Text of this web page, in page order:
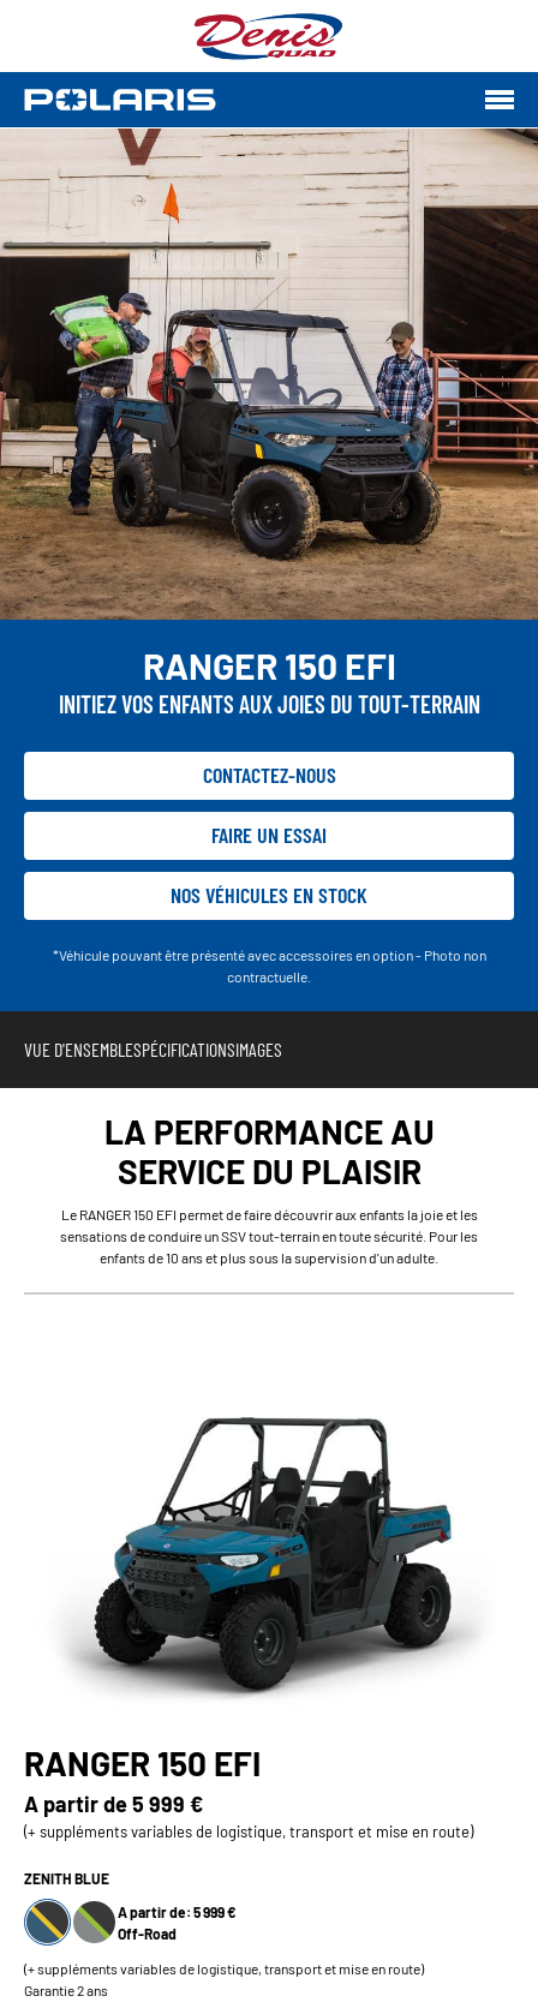
RANGER 150 EFI
INITIEZ VOS ENFANTS AUX JOIES DU TOUT-TERRAIN
CONTACTEZ-NOUS
FAIRE UN ESSAI
NOS VÉHICULES EN STOCK
*Véhicule pouvant être présenté avec accessoires en option - Photo non
contractuelle.
VUE D'ENSEMBLESPÉCIFICATIONSIMAGES
LA PERFORMANCE AU
SERVICE DU PLAISIR
Le RANGER 150 EFI permet de faire découvrir aux enfants la joie et les
sensations de conduire un SSV tout-terrain en toute sécurité. Pour les
enfants de 10 ans et plus sous la supervision d'un adulte.
RANGER 150 EFI
A partir de5 999 €
(+ suppléments variables de logistique, transport et mise en route)
ZENITH BLUE
A partir de: 5 999 €
Off-Road
(+ suppléments variables de logistique, transport et mise en route)
Garantie 2 ans